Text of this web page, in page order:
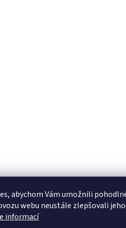
abychom Vám umožnili
webu neustále zlepšovali
informací